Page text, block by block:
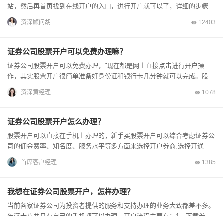
站，然后再首页找到在线开户的入口，进行开户就可以了，详细的步骤如
下：1.下载一个证券开户App2.登录APP首页...
资深顾问胡 12403
证券公司股票开户可以免费办理嘛？
证券公司股票开户可以免费办理，"现在都是网上直接点击进行开户操
作，其实股票开户很简单准备好身份证和银行卡几分钟就可以完成。股票
开户可以不受时间和地点限制，随时申请，...
资深黄经理 1078
证券公司股票开户怎么办理？
股票开户可以直接在手机上办理的，新手买股票开户可以综合考虑证券公
司的佣金费率、知名度、服务水平等多方面来选择开户券商;选择开通的
股东账户，签署相关协议。设置交易密码和资金密码，填我的渠...
首席客户经理 1385
我想在证券公司股票开户，怎样办理？
当前各家证券公司为投资者提供的服务和支持办理的业务大致都差不多。